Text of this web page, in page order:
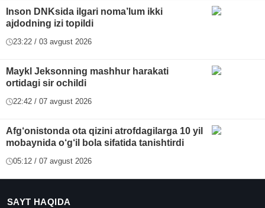
Inson DNKsida ilgari noma’lum ikki
ajdodning izi topildi
23:22 / 03 avgust 2026
Maykl Jeksonning mashhur harakati
ortidagi sir ochildi
22:42 / 07 avgust 2026
Afg‘onistonda ota qizini atrofdagilarga 10 yil
mobaynida o‘g‘il bola sifatida tanishtirdi
05:12 / 07 avgust 2026
SAYT HAQIDA